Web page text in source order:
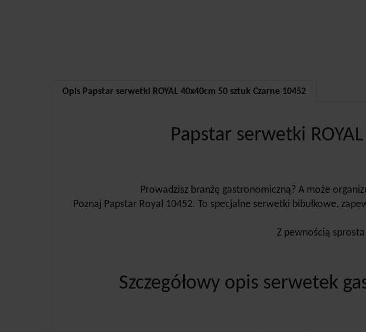
Opis Papstar serwetki ROYAL 40x40cm 50 sztuk Czarne 10452
Papstar serwetki
Prowadzisz branżę gastronomiczną? A może
Poznaj Papstar Royal 10452. To specjalne serwetki bibułkowe,
Z pewnością
Szczegółowy opis serwetek